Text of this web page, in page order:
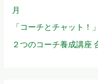
月
「コーチとチャット
２つのコーチ養成講座